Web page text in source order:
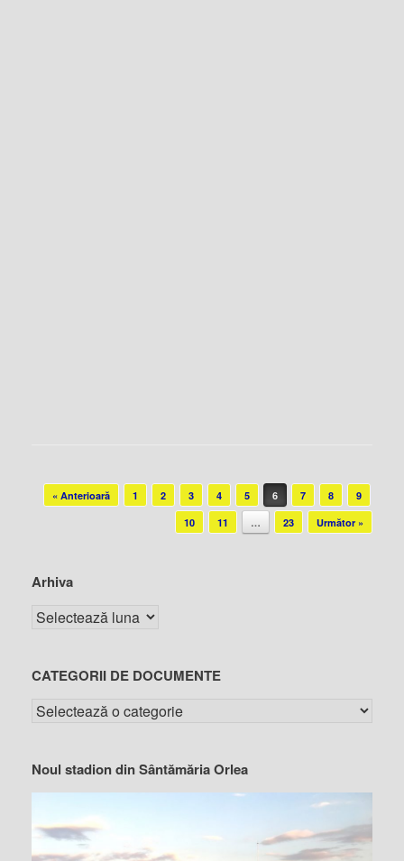
Post navigation
« Anterioară 1 2 3 4 5 6 7 8
9
10
11 … 23 Următor »
Arhiva
CATEGORII DE DOCUMENTE
Noul stadion din Sântămăria Orlea